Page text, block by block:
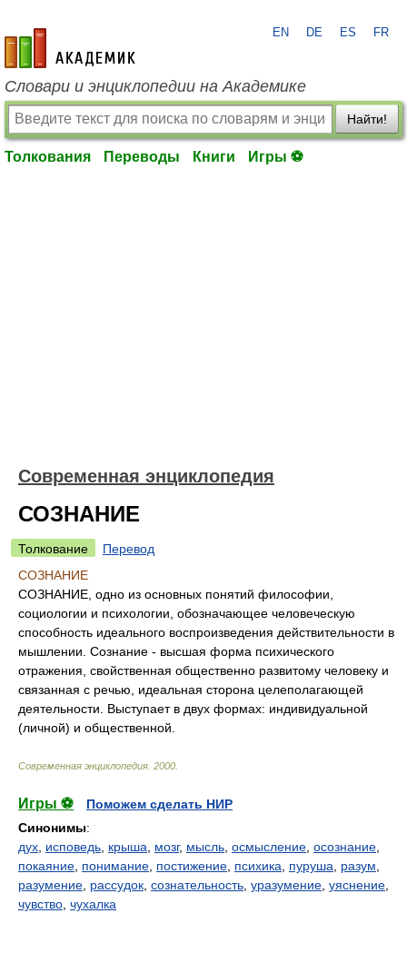
academic.ru
EN DE ES FR
Словари и энциклопедии на Академике
Найти!
Толкования Переводы Книги Игры ⚽
Современная энциклопедия
СОЗНАНИЕ
Толкование
Перевод
СОЗНАНИЕ
СОЗНАНИЕ, одно из основных понятий философии,
социологии и психологии, обозначающее человеческую
способность идеального воспроизведения действительности в
мышлении. Сознание - высшая форма психического
отражения, свойственная общественно развитому человеку и
связанная с речью, идеальная сторона целеполагающей
деятельности. Выступает в двух формах: индивидуальной
(личной) и общественной.
Современная энциклопедия 2000
Игры ⚽
Поможем сделать НИР
Синонимы:
дух исповедь крыша мозг, мысль осмысление осознание
покаяние понимание постижение психика пуруша разум
разумение рассудок сознательность уразумение уяснение
чувство чухалка